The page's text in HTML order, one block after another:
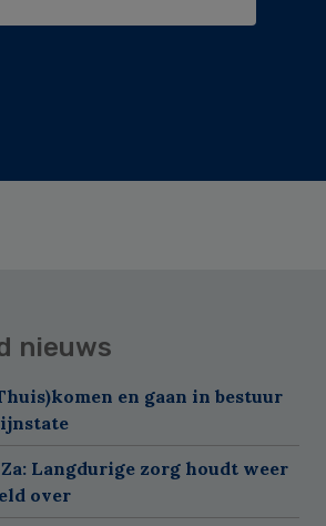
nieuws
en gaan in bestuur
Langdurige zorg houdt weer
over